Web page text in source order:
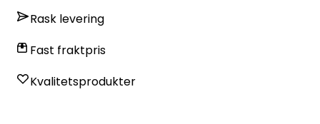
Rask levering
Fast fraktpris
Kvalitetsprodukter